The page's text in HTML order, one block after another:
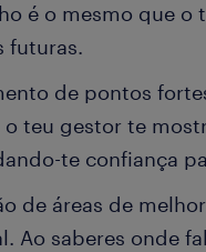
é o mesmo que o
futuras.
de pontos
o teu gestor te
te confiança
de áreas de
Ao saberes onde